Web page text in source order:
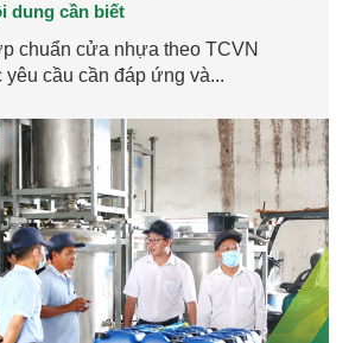
dung cần biết
chuẩn cửa nhựa theo TCVN
yêu cầu cần đáp ứng và...